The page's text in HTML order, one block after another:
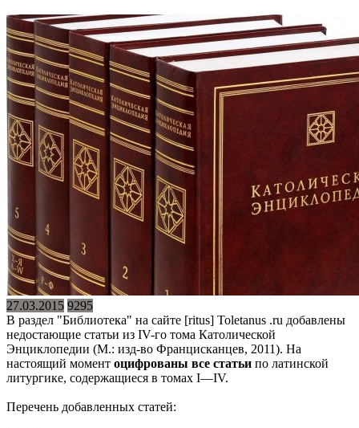
27.03.2015 9295
В раздел "Библиотека" на сайте [ritus] Toletanus .ru добавлены
недостающие статьи из IV-го тома Католической
Энциклопедии (М.: изд-во Францисканцев, 2011). На
настоящий момент оцифрованы все статьи по латинской
литургике, содержащиеся в томах I—IV.
Перечень добавленных статей: